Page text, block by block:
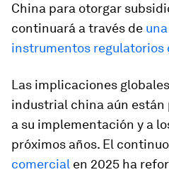
China para otorgar
continuará a través de
instrumentos regulatorios
Las implicaciones
industrial china aún están
a su implementación y a
próximos años. El continuo
comercial en 2025 ha